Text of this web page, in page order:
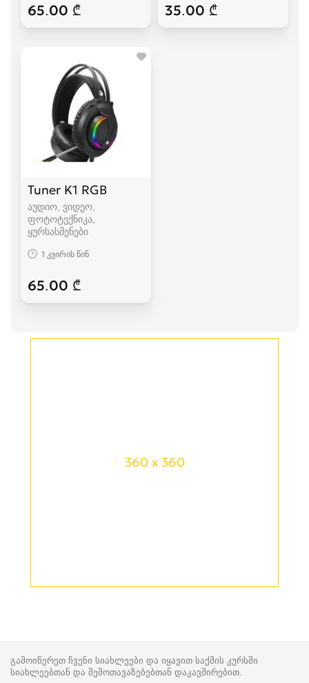
65.00 ₾ 35.00 ₾
Tuner K1 RGB
აუდიო, ვიდეო,
ფოტოტექნიკა,
ყურსასმენები
1 კვირის წინ
65.00 ₾
360 x 360
გამოიწერეთ ჩვენი სიახლეები და იყავით საქმის კურსში
სიახლეებთან და შემოთავაზებებთან დაკავშირებით.